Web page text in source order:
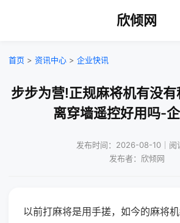
欣倾网
首页 > 资讯中心 > 企业快讯
步步为营!正规麻将机有没
离穿墙遥控好用吗-
发布时间：2026-08-10｜阅
发布者：欣倾网
以前打麻将是用手搓，如今的麻将